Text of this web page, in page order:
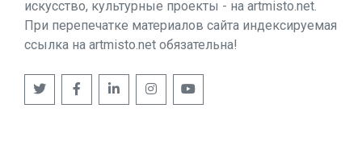
искусство, культурные проекты - на artmisto.net.
При перепечатке материалов сайта индексируемая
ссылка на artmisto.net обязательна!